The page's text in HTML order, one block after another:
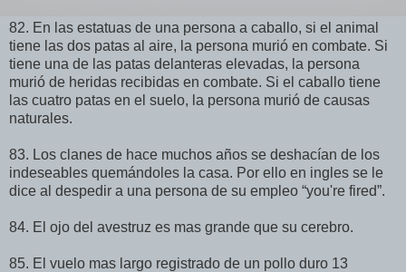
82. En las estatuas de una persona a caballo, si el animal
tiene las dos patas al aire, la persona murió en combate. Si
tiene una de las patas delanteras elevadas, la persona
murió de heridas recibidas en combate. Si el caballo tiene
las cuatro patas en el suelo, la persona murió de causas
naturales.
83. Los clanes de hace muchos años se deshacían de los
indeseables quemándoles la casa. Por ello en ingles se le
dice al despedir a una persona de su empleo “you're fired”.
84. El ojo del avestruz es mas grande que su cerebro.
85. El vuelo mas largo registrado de un pollo duro 13